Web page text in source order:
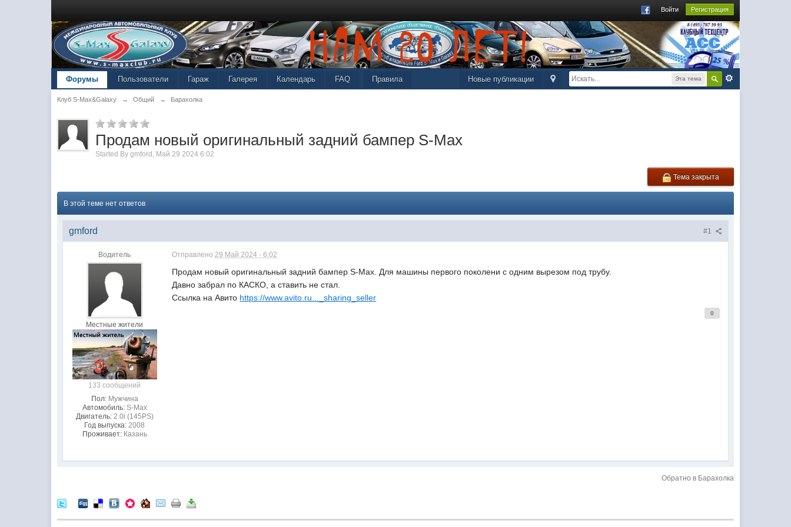
Войти Регистрация
Эта тема
Новые публикации
FAQ Правила
Форумы Пользователи Гараж Галерея Календарь
Клуб S-Max&Galaxy → Общий → Барахолка
Продам новый оригинальный задний бампер S-Max
Started Bygmford, Май 29 2024 6:02
Тема закрыта
В этой теме нет ответов
#1
gmford
Водитель
Местные жители
133 сообщений
Пол: Мужчина
Автомобиль: S-Max
Двигатель: 2.0i (145PS)
Год выпуска: 2008
Проживает: Казань
Отправлено29 Май 2024 - 6:02
Продам новый оригинальный задний бампер S-Max. Для машины первого поколени с одним вырезом под трубу.
Давно забрал по КАСКО, а ставить не стал.
Ссылка на Авито https://www.avito.ru..._sharing_seller
0
Обратно в Барахолка